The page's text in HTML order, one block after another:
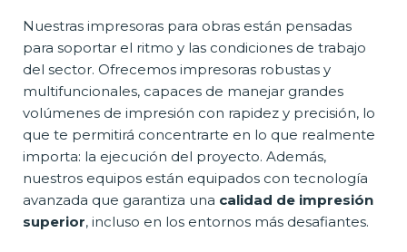
Nuestras impresoras para obras están pensadas
para soportar el ritmo y las condiciones de trabajo
del sector. Ofrecemos impresoras robustas y
multifuncionales, capaces de manejar grandes
volúmenes de impresión con rapidez y precisión, lo
que te permitirá concentrarte en lo que realmente
importa: la ejecución del proyecto. Además,
nuestros equipos están equipados con tecnología
avanzada que garantiza una calidad de impresión
superior, incluso en los entornos más desafiantes.